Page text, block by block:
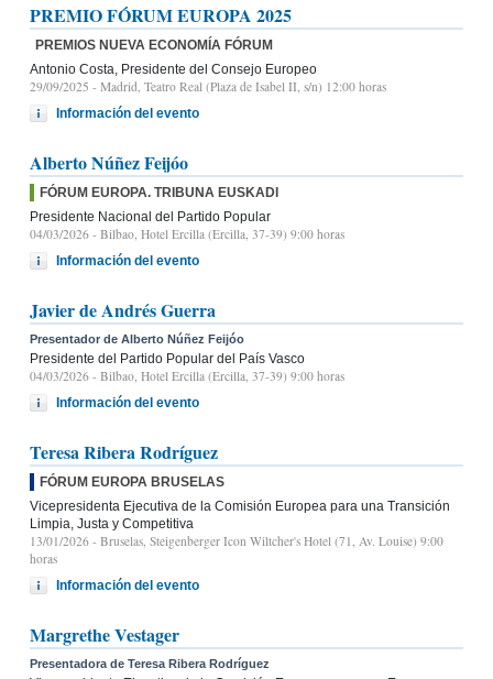
PREMIO FÓRUM EUROPA 2025
PREMIOS NUEVA ECONOMÍA FÓRUM
Antonio Costa, Presidente del Consejo Europeo
29/09/2025 - Madrid, Teatro Real (Plaza de Isabel II, s/n) 12:00 horas
Información del evento
Alberto Núñez Feijóo
FÓRUM EUROPA. TRIBUNA EUSKADI
Presidente Nacional del Partido Popular
04/03/2026 - Bilbao, Hotel Ercilla (Ercilla, 37-39) 9:00 horas
Información del evento
Javier de Andrés Guerra
Presentador de Alberto Núñez Feijóo
Presidente del Partido Popular del País Vasco
04/03/2026 - Bilbao, Hotel Ercilla (Ercilla, 37-39) 9:00 horas
Información del evento
Teresa Ribera Rodríguez
FÓRUM EUROPA BRUSELAS
Vicepresidenta Ejecutiva de la Comisión Europea para una Transición
Limpia, Justa y Competitiva
13/01/2026 - Bruselas, Steigenberger Icon Wiltcher's Hotel (71, Av. Louise) 9:00
horas
Información del evento
Margrethe Vestager
Presentadora de Teresa Ribera Rodríguez